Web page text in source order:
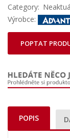
Category:
Výrobce:
POPTAT
POPIS